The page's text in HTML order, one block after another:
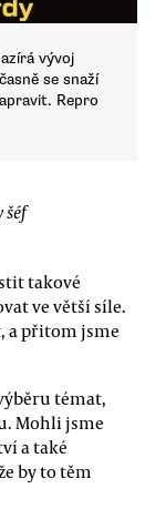
vývoj
se snaží
Repro
šéf
takové
ve větší síle.
a přitom jsme
témat,
Mohli jsme
a také
by to těm